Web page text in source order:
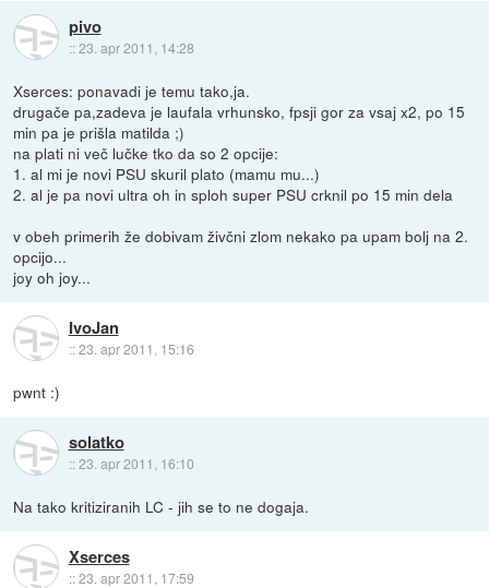
pivo
::23. apr 2011, 14:28
Xserces: ponavadi je temu tako,ja.
drugače pa,zadeva je laufala vrhunsko, fpsji gor za vsaj x2, po 15
min pa je prišla matilda ;)
na plati ni več lučke tko da so 2 opcije:
1. al mi je novi PSU skuril plato (mamu mu...)
2. al je pa novi ultra oh in sploh super PSU crknil po 15 min dela
v obeh primerih že dobivam živčni zlom nekako pa upam bolj na 2.
opcijo...
joy oh joy...
IvoJan
::23. apr 2011, 15:16
pwnt :)
solatko
::23. apr 2011, 16:10
Na tako kritiziranih LC - jih se to ne dogaja.
Xserces
::23. apr 2011, 17:59